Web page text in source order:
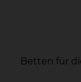
Betten für